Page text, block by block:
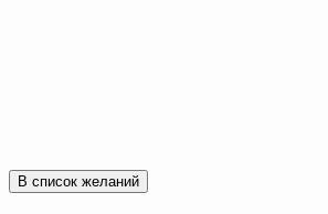
В список желаний